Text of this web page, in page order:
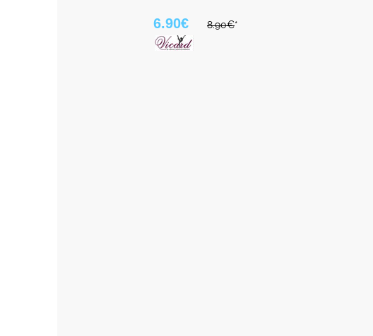
6.90€ 8.90€*